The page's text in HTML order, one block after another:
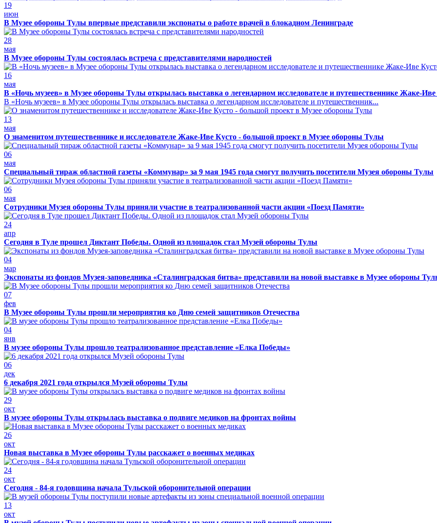
19
июн
В Музее обороны Тулы впервые представили экспонаты о работе врачей в блокадном Ленинграде
28
мая
В Музее обороны Тулы состоялась встреча с представителями народностей
16
мая
В «Ночь музеев» в Музее обороны Тулы открылась выставка о легендарном исследователе и путешественнике Жаке-
В «Ночь музеев» в Музее обороны Тулы открылась выставка о легендарном исследователе и путешественник...
13
мая
О знаменитом путешественнике и исследователе Жаке-Иве Кусто - большой проект в Музее обороны Тулы
06
мая
Специальный тираж областной газеты «Коммунар» за 9 мая 1945 года смогут получить посетители Музея обороны Тулы
06
мая
Сотрудники Музея обороны Тулы приняли участие в театрализованной части акции «Поезд Памяти»
24
апр
Сегодня в Туле прошел Диктант Победы. Одной из площадок стал Музей обороны Тулы
04
мар
Экспонаты из фондов Музея-заповедника «Сталинградская битва» представили на новой выставке в Музее обороны
07
фев
В Музее обороны Тулы прошли мероприятия ко Дню семей защитников Отечества
04
янв
В музее обороны Тулы прошло театрализованное представление «Елка Победы»
06
дек
6 декабря 2021 года открылся Музей обороны Тулы
29
окт
В музее обороны Тулы открылась выставка о подвиге медиков на фронтах войны
26
окт
Новая выставка в Музее обороны Тулы расскажет о военных медиках
24
окт
Сегодня - 84-я годовщина начала Тульской оборонительной операции
13
окт